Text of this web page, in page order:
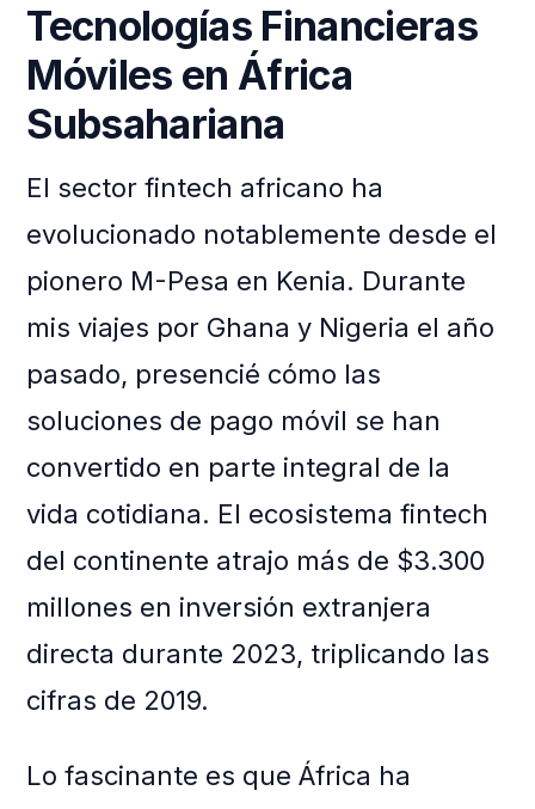
Tecnologías Financieras
Móviles en África
Subsahariana
El sector fintech africano ha
evolucionado notablemente desde el
pionero M-Pesa en Kenia. Durante
mis viajes por Ghana y Nigeria el año
pasado, presencié cómo las
soluciones de pago móvil se han
convertido en parte integral de la
vida cotidiana. El ecosistema fintech
del continente atrajo más de $3.300
millones en inversión extranjera
directa durante 2023, triplicando las
cifras de 2019.
Lo fascinante es que África ha